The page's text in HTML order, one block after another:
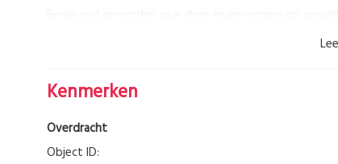
Hal met zwevend toilet en fonteintje in moderne
inbouwapparatuur waaronder kookplaat met
De verdieping is voorzien van een nette
Kenmerken
Overdracht
Object ID: